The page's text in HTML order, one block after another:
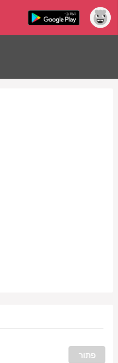
פתור